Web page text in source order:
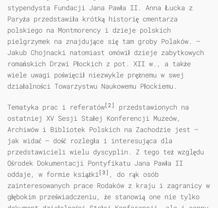
stypendysta Fundacji Jana Pawła II. Anna Łucka z
Paryża przedstawiła krótką historię cmentarza
polskiego na Montmorency i dzieje polskich
pielgrzymek na znajdujące się tam groby Polaków. —
Jakub Chojnacki natomiast omówił dzieje zabytkowych
romańskich Drzwi Płockich z pot. XII w., a także
wiele uwagi poświęcił niezwykle prężnemu w swej
działalności Towarzystwu Naukowemu Płockiemu.
Tematyka prac i referatów[2]
przedstawionych na
ostatniej XV Sesji Stałej Konferencji Muzeów,
Archiwów i Bibliotek Polskich na Zachodzie jest —
jak widać — dość rozległa i interesująca dla
przedstawicieli wielu dyscyplin. Z tego też względu
Ośrodek Dokumentacji Pontyfikatu Jana Pawła II
oddaje, w formie książki[3] , do rąk osób
zainteresowanych prace Rodaków z kraju i zagranicy w
głębokim przeświadczeniu, że stanowią one nie tylko